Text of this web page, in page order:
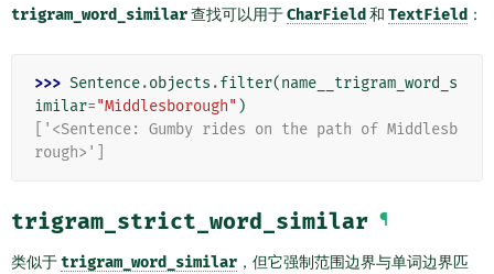
trigram_word_similar查找可以用于CharField 和 TextField ：
>>> Sentence.objects .filter(name__trigram_word_s
imilar="Middlesborough" )
['<Sentence: Gumby rides on the path of Middlesb
rough>']
trigram_strict_word_similar ¶
类似于trigram_word_similar ，但它强制范围边界与单词边界匹